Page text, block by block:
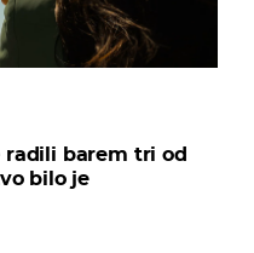
barem tri od
bilo je